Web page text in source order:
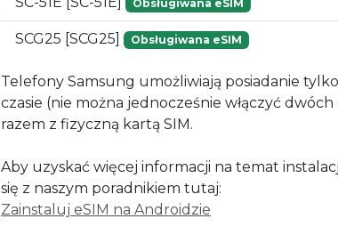
Obsługiwana eSIM
SCG25 [SCG25] Obsługiwana eSIM
Telefony Samsung umożliwiają posiadanie
czasie (nie można jednocześnie włączyć
razem z fizyczną kartą SIM.
Aby uzyskać więcej informacji na temat
się z naszym poradnikiem tutaj:
Zainstaluj eSIM na Androidzie